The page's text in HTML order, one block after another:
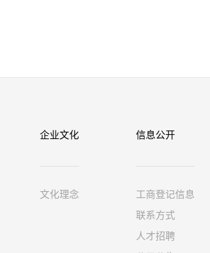
企业文化
文化理念
信息公开
工商登记信息
联系方式
人才招聘